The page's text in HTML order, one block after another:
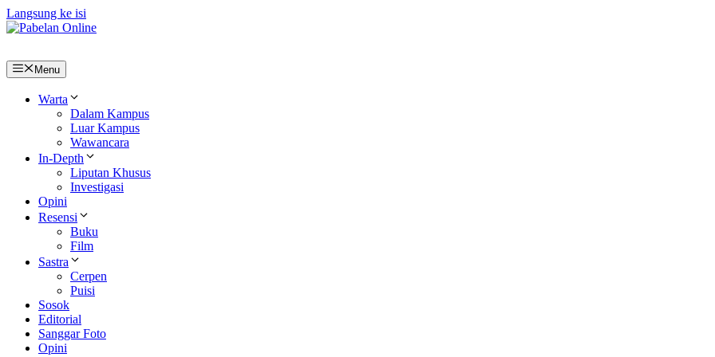
Langsung ke isi
Menu
Warta
Dalam Kampus
Luar Kampus
Wawancara
In-Depth
Liputan Khusus
Investigasi
Opini
Resensi
Buku
Film
Sastra
Cerpen
Puisi
Sosok
Editorial
Sanggar Foto
Opini